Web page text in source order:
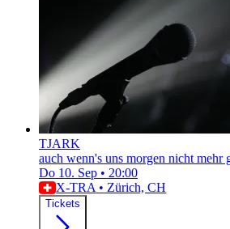
TJARK
auch wenn's uns morgen nicht mehr
Do 10. Sep • 20:00
X-TRA • Zürich, CH
Tickets